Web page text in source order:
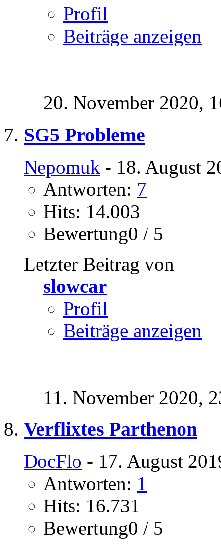
Profil
Beiträge anzeigen
20. November 2020,
SG5 Probleme
Nepomuk - 18. August
Antworten: 7
Hits: 14.003
Bewertung0 / 5
Letzter Beitrag von
slowcar
Profil
Beiträge anzeigen
11. November 2020,
Verflixtes Parthenon
DocFlo - 17. August
Antworten: 1
Hits: 16.731
Bewertung0 / 5